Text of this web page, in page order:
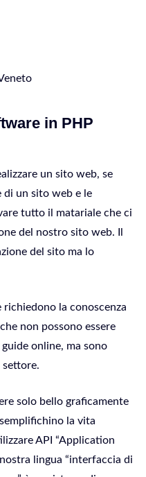
in PHP
un sito web, se
di un sito web e le
tutto il matariale che ci
del nostro sito web. Il
del sito ma lo
la conoscenza
non possono essere
online, ma sono
solo bello graficamente
la vita
API “Application
lingua “interfaccia di